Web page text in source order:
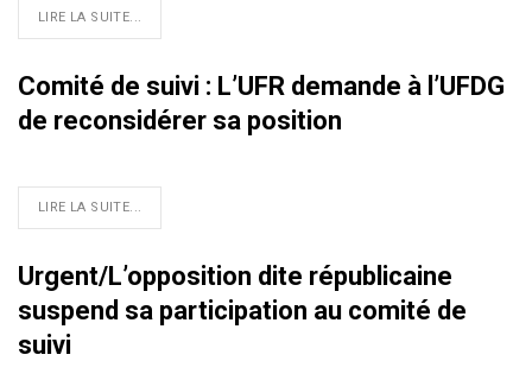
LIRE LA SUITE...
Comité de suivi : L’UFR demande à l’UFDG
de reconsidérer sa position
LIRE LA SUITE...
Urgent/L’opposition dite républicaine
suspend sa participation au comité de
suivi